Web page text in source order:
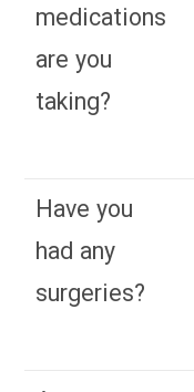
medications
are you
taking?
Have you
had any
surgeries?